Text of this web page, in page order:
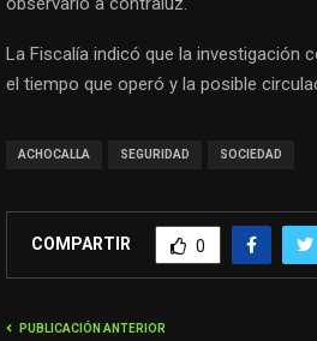
La Fiscalía indicó que la investigación
el tiempo que operó y la posible
ACHOCALLA SEGURIDAD SOCIEDAD
COMPARTIR 0
PUBLICACIÓN ANTERIOR